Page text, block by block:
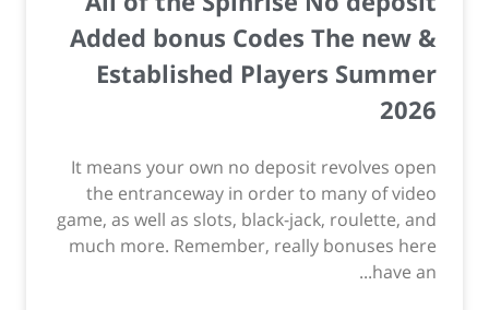
Added bonus Codes The new &
Established Players Summer
2026
It means your own no deposit revolves open
the entranceway in order to many of video
game, as well as slots, black-jack, roulette, and
much more. Remember, really bonuses here
have an...